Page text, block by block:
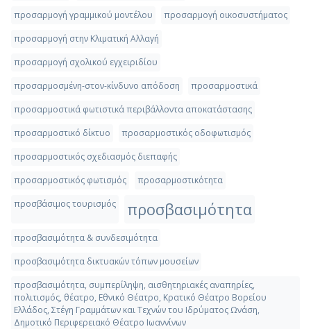
προσαρμογή γραμμικού μοντέλου
προσαρμογή οικοσυστήματος
προσαρμογή στην Κλιματική Αλλαγή
προσαρμογή σχολικού εγχειριδίου
προσαρμοσμένη-στον-κίνδυνο απόδοση
προσαρμοστικά
προσαρμοστικά φωτιστικά περιβάλλοντα αποκατάστασης
προσαρμοστικό δίκτυο
προσαρμοστικός οδοφωτισμός
προσαρμοστικός σχεδιασμός διεπαφής
προσαρμοστικός φωτισμός
προσαρμοστικότητα
προσβάσιμος τουρισμός
προσβασιμότητα
προσβασιμότητα & συνδεσιμότητα
προσβασιμότητα δικτυακών τόπων μουσείων
προσβασιμότητα, συμπερίληψη, αισθητηριακές αναπηρίες,
πολιτισμός, θέατρο, Εθνικό Θέατρο, Κρατικό Θέατρο Βορείου
Ελλάδος, Στέγη Γραμμάτων και Τεχνών του Ιδρύματος Ωνάση,
Δημοτικό Περιφερειακό Θέατρο Ιωαννίνων